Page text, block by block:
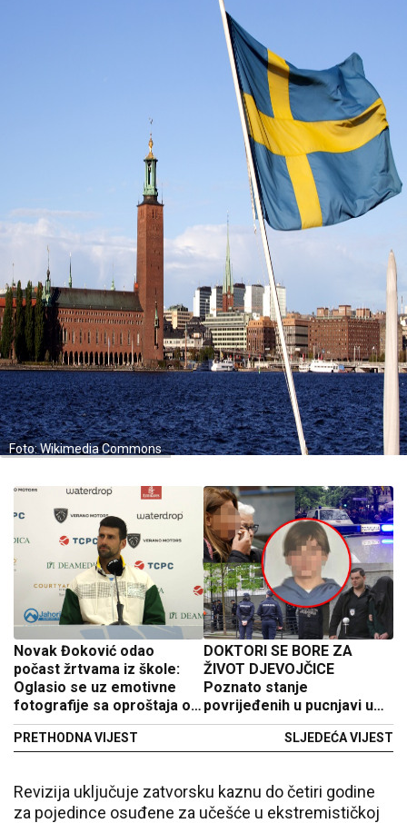
Foto: Wikimedia Commons
Novak Đoković odao
počast žrtvama iz škole:
Oglasio se uz emotivne
fotografije sa oproštaja od
ubijene djece
PRETHODNA VIJEST
DOKTORI SE BORE ZA
ŽIVOT DJEVOJČICE
Poznato stanje
povrijeđenih u pucnjavi u
beogradskoj osnovnoj školi
SLJEDEĆA VIJEST
Revizija uključuje zatvorsku kaznu do četiri godine
za pojedince osuđene za učešće u ekstremističkoj